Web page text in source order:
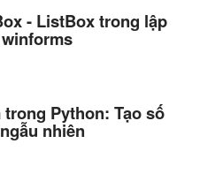
- ListBox trong lập
trong Python: Tạo số
nhiên